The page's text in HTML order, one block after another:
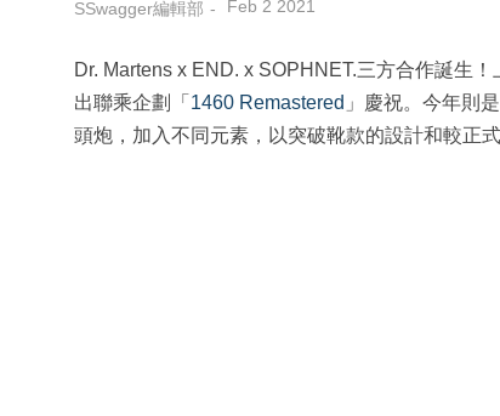
SSwagger編輯部 Feb 2 2021
Dr. Martens x END. x SOPHNET.三方合作誕生！
出聯乘企劃「 1460 Remastered 」慶祝。今年則
頭炮，加入不同元素，以突破靴款的設計和較正式